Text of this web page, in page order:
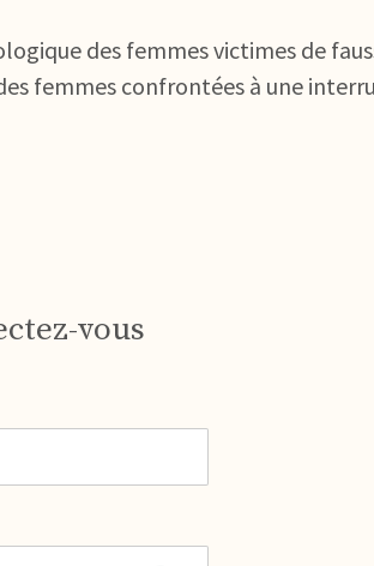
des femmes victimes de
femmes confrontées à une
vous